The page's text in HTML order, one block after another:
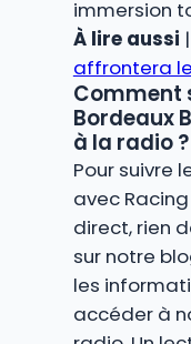
immersion
À lire aussi |
affrontera
Comment
Bordeaux
à la radio ?
Pour suivre
avec
direct, rien
sur notre
les
accéder à